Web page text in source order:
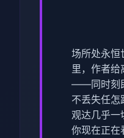
场所处永恒
里，作者给
——同时刻
不丢失任怎
观达几乎一
你现在正在